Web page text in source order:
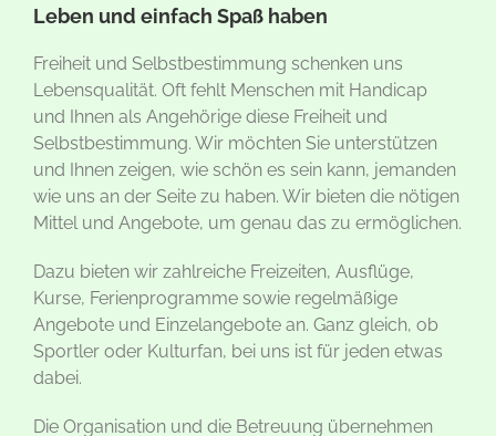
Leben und einfach Spaß haben
Freiheit und Selbstbestimmung schenken uns
Lebensqualität. Oft fehlt Menschen mit Handicap
und Ihnen als Angehörige diese Freiheit und
Selbstbestimmung. Wir möchten Sie unterstützen
und Ihnen zeigen, wie schön es sein kann, jemanden
wie uns an der Seite zu haben. Wir bieten die nötigen
Mittel und Angebote, um genau das zu ermöglichen.
Dazu bieten wir zahlreiche Freizeiten, Ausflüge,
Kurse, Ferienprogramme sowie regelmäßige
Angebote und Einzelangebote an. Ganz gleich, ob
Sportler oder Kulturfan, bei uns ist für jeden etwas
dabei.
Die Organisation und die Betreuung übernehmen